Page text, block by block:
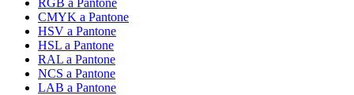
CMYK a Pantone
HSV a Pantone
HSL a Pantone
RAL a Pantone
NCS a Pantone
LAB a Pantone